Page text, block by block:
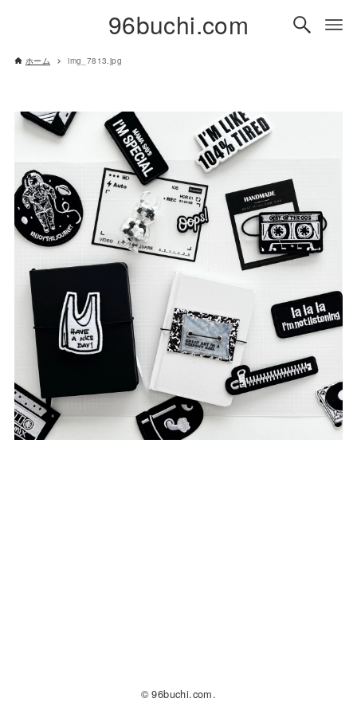
96buchi.com
ホーム img_7813.jpg
© 96buchi.com.